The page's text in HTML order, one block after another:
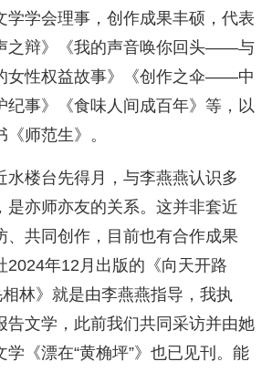
学学会理事，创作成果丰硕，代表
之辩》《我的声音唤你回头——与
女性权益故事》《创作之伞——中
纪事》《食味人间成百年》等，以
师范生》。
水楼台先得月，与李燕燕认识多
是亦师亦友的关系。这并非套近
、共同创作，目前也有合作成果
2024年12月出版的《向天开路
林》就是由李燕燕指导，我执
告文学，此前我们共同采访并由她
《漂在“黄桷坪”》也已见刊。能